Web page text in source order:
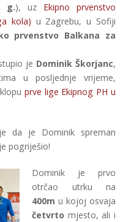
g.), uz Ekipno prvenstvo
kola) u Zagrebu, u Sofiji
prvenstvo Balkana za
je Dominik Škorjanc,
u posljednje vrijeme,
prve lige Ekipnog PH u
da je Dominik spreman
pogriješio!
Dominik je prvo
otrčao utrku na
400m u kojoj osvaja
četvrto mjesto, ali i